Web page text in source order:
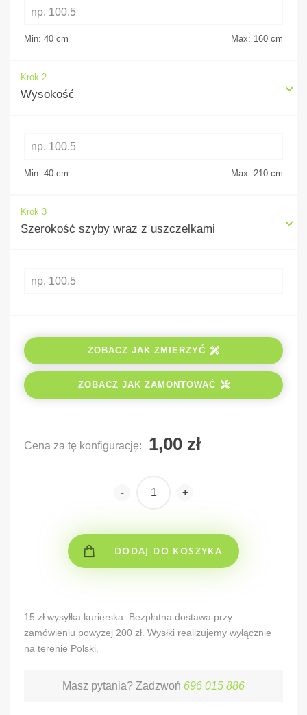
Min: 40 cm Max: 160 cm
Krok 2
Wysokość
Min: 40 cm Max: 210 cm
Krok 3
Szerokość szyby wraz z uszczelkami
ZOBACZ JAK ZMIERZYĆ
ZOBACZ JAK ZAMONTOWAĆ
Cena za tę konfigurację:
- +
DODAJ DO KOSZYKA
15 zł wysyłka kurierska. Bezpłatna dostawa przy
zamówieniu powyżej 200 zł. Wysłki realizujemy wyłącznie
na terenie Polski.
Masz pytania? Zadzwoń 696 015 886